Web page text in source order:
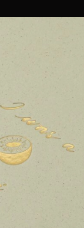
ノートブック
The Original
ミニノートブ
カイエ ＆ ジャ
ダイアリー
パーソナル・
12カ月ダイアリ
15ヶ月プランナ
すべて見る
スマートライ
モレスキンス
アプリ・サービ
モレスキンスマ
Blackwing x モレ
Kaweco x モレス
ペン & ペンシル
Reframe サング
ムーミン コレ
キム・ジョン
「Alice's
キム・ジョン
Impressions of
ン
カサ・バトリ
ゴッホ美術館
すべて見る
バックパック
限定版バックパ
Shopper paper
アートを愛す
プロフェッシ
ミニマリスト
マキシマリス
カントリー・
ション
プライドをいつ
Mardi Mercredi
スマートライ
スマートノート
スマートダイア
Notes
モレスキン
モレスキン
パーソナラ
ービス
サブカテゴリ
フと送料無料
無料
アクセス
くチェック
6,500円
リーフケース